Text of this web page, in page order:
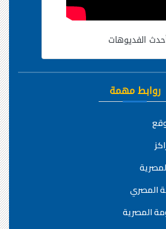
الفديوهات
روابط مهمة
المصري
المصرية